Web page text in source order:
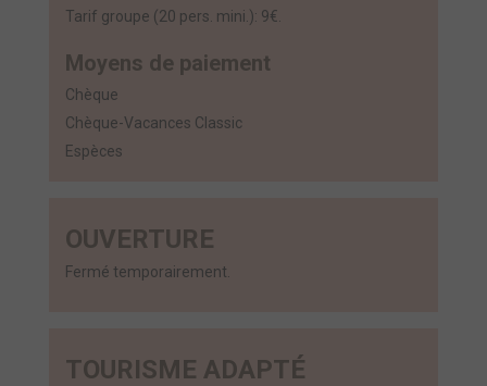
Tarif groupe (20 pers. mini.): 9€.
Moyens de paiement
Chèque
Chèque-Vacances Classic
Espèces
OUVERTURE
Fermé temporairement.
TOURISME ADAPTÉ